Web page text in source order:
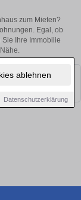
ablehnen
Datenschutzerklärung
zum Mieten?
Egal, ob
Ihre Immobilie
Schauen Sie